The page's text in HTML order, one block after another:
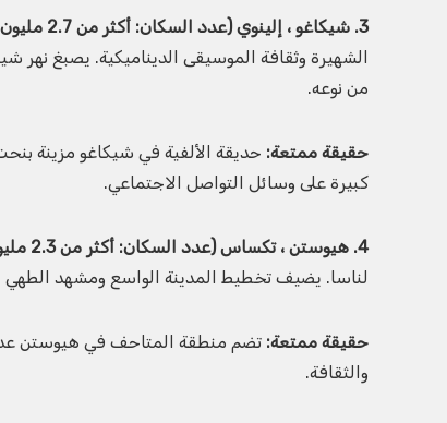
3. شيكاغو ، إلينوي (عدد السكان: أكثر من 2.7 مليون):
الشهيرة وثقافة الموسيقى الديناميكية. يصبغ نهر
من نوعه.
حقيقة ممتعة:
كبيرة على وسائل التواصل الاجتماعي.
4. هيوستن ، تكساس (عدد السكان: أكثر من 2.3 مليون):
لناسا. يضيف تخطيط المدينة الواسع ومشهد الطهي
حقيقة ممتعة:
والثقافة.